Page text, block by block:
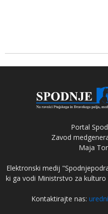
Portal
Zavod
Maja
Elektronski medij
ki ga vodi Ministrstvo za
Kontaktirajte nas: